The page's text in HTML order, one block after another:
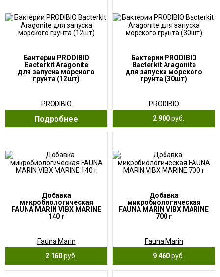
Бактерии PRODIBIO
Bacterkit Aragonite
для запуска морского
грунта (12шт)
PRODIBIO
Подробнее
Бактерии PRODIBIO
Bacterkit Aragonite
для запуска морского
грунта (30шт)
PRODIBIO
2 900руб.
Добавка
микробиологическая
FAUNA MARIN VIBX MARINE
140 г
Fauna Marin
2 160руб.
Добавка
микробиологическая
FAUNA MARIN VIBX MARINE
700 г
Fauna Marin
9 460руб.